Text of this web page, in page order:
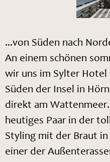
...von Süden nach
An einem schönen
wir uns im Sylter Hotel
Süden der Insel in
direkt am
heutiges Paar in der
Styling mit der Braut
einer der